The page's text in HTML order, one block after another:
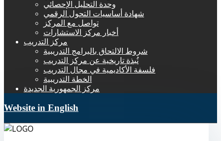
وحدة التحليل الإحصائي
شهادة أساسيات التحول الرقمي
تواصل مع المركز
أخبار مركز الاستشارات
مركز التدريب
شروط الالتحاق بالبرامج التدريبية
نُبذة تاريخية عن مركز التدريب
فلسفة الأكاديمية في مجال التدريب
الخطة التدريبية
مركز الجمهورية الجديدة
Website in English